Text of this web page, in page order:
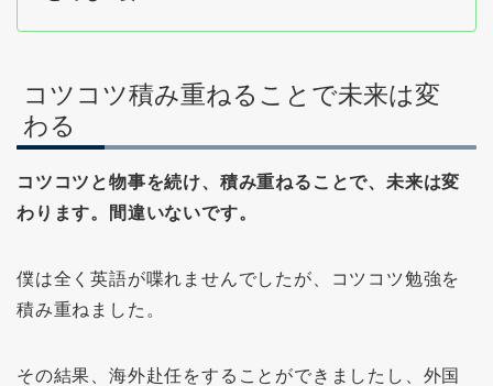
コツコツ積み重ねることで未来は変
わる
コツコツと物事を続け、積み重ねることで、未来は変
わります。間違いないです。
僕は全く英語が喋れませんでしたが、コツコツ勉強を
積み重ねました。
その結果、海外赴任をすることができましたし、外国